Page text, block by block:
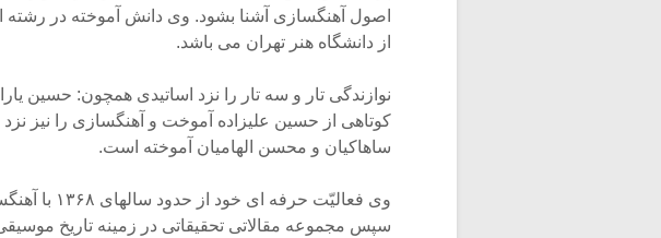
اصول آهنگسازی آشنا بشود. وی دانش آموخته در
از دانشگاه هنر تهران می باشد.
نوازندگی تار و سه تار را نزد اساتیدی همچون: حسین
کوتاهی از حسین علیزاده آموخت و آهنگسازی را نیز نزد
ساهاکیان و محسن الهامیان آموخته است.
وی فعالیّت
سپس مجموعه مقالاتی تحقیقاتی در زمینه تاریخ